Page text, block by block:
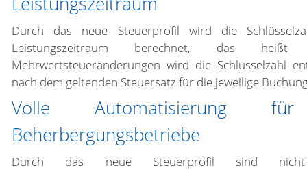
Durch das neue Steuerprofil wird die
Leistungszeitraum berechnet, das
Mehrwertsteueränderungen wird die Schlüsselzahl
nach dem geltenden Steuersatz für die jeweilige
Volle Automatisierung
Beherbergungsbetriebe
Durch das neue Steuerprofil sind